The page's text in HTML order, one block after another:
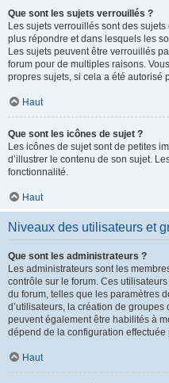
Que sont les sujets verrouillés ?
Les sujets verrouillés sont des
plus répondre et dans lesquels les
Les sujets peuvent être verrouillés
forum pour de multiples raisons.
propres sujets, si cela a été autorisé
Haut
Que sont les icônes de sujet ?
Les icônes de sujet sont de petites
d’illustrer le contenu de son sujet.
fonctionnalité.
Haut
Niveaux des utilisateurs et
Que sont les administrateurs ?
Les administrateurs sont les
contrôle sur le forum. Ces
du forum, telles que les paramètres
d’utilisateurs, la création de groupes
peuvent également être habilités à
dépend de la configuration
Haut